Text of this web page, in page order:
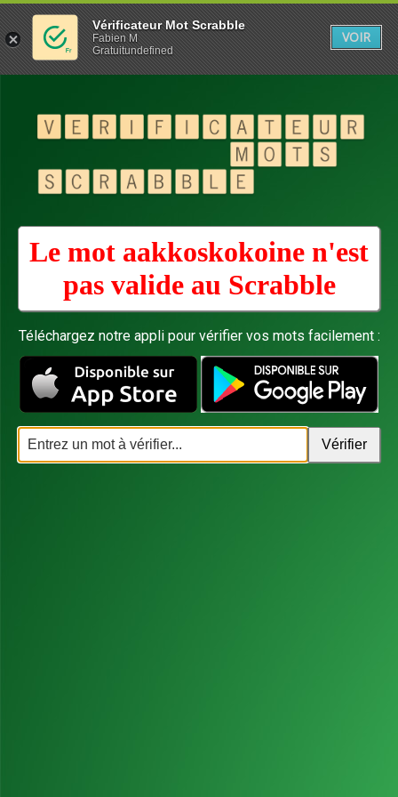
Le mot aakkoskokoine n'est
pas valide au Scrabble
Téléchargez notre appli pour vérifier vos mots facilement :
Vérificateur Mot Scrabble
Fabien M
Gratuitundefined
VOIR